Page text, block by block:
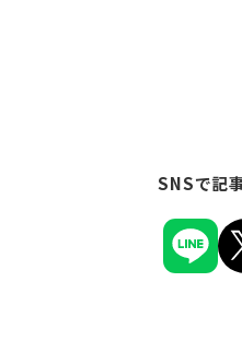
SNSで記